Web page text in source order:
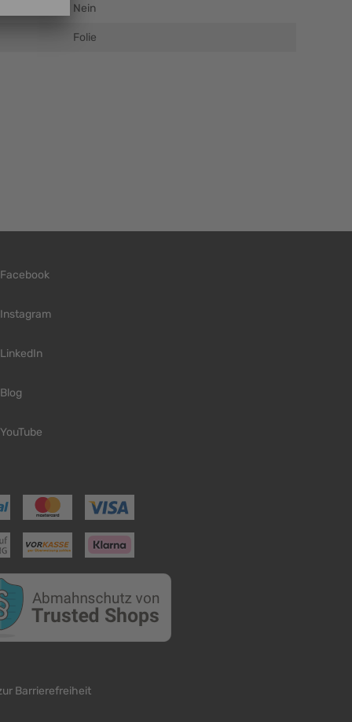
Nein
Folie
Facebook
Instagram
LinkedIn
Blog
YouTube
Barrierefreiheit